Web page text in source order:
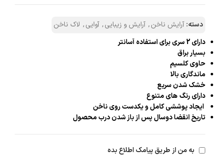
دسته: آرایش ناخن, آرایش و زیبایی, آوایی, لاک ناخن
دارای 2 سری برای استفاده آسانتر
بسیار براق
حاوی کلسیم
ماندگاری بالا
خشک شدن سریع
دارای رنگ های متنوع
ایجاد پوششی کامل و یکدست روی ناخن
تاریخ انقضا دوسال پس از باز شدن درب محصول
به من از طریق پیامک اطلاع بده